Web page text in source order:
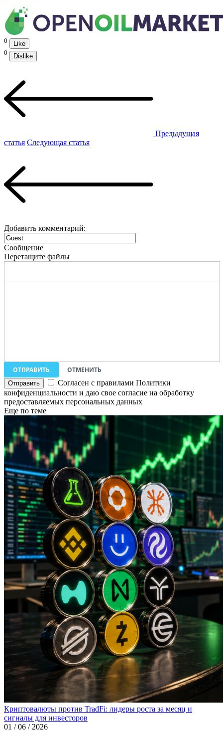
0
Like
0
Dislike
Предыдущая
статья Следующая статья
Добавить комментарий:
Сообщение
Перетащите файлы
ОТПРАВИТЬ
ОТМЕНИТЬ
Согласен с правилами Политики
конфиденциальности и даю свое согласие на обработку
предоставляемых персональных данных
Еще по теме
Криптовалюты против TradFi: лидеры роста за месяц и
сигналы для инвесторов
01 / 06 / 2026